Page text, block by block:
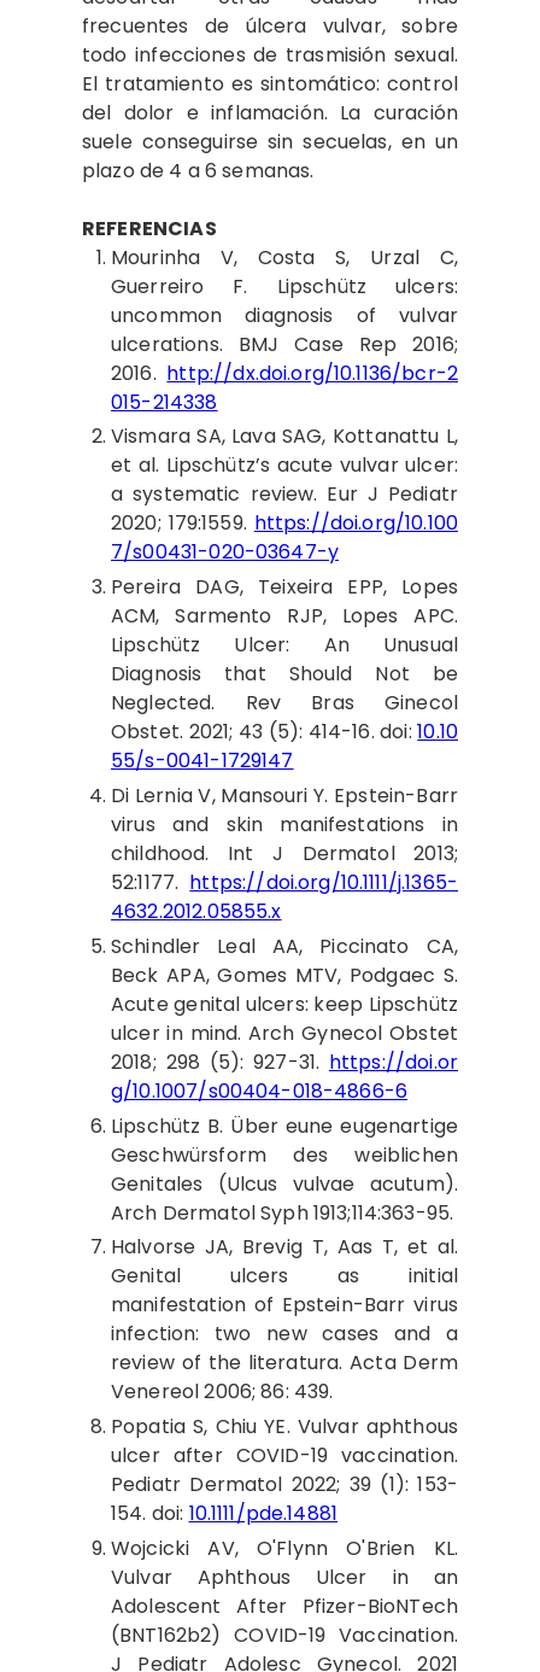
frecuentes de úlcera vulvar, sobre
todo infecciones de trasmisión sexual.
El tratamiento es sintomático: control
del dolor e inflamación. La curación
suele conseguirse sin secuelas, en un
plazo de 4 a 6 semanas.
REFERENCIAS
Mourinha V, Costa S, Urzal C,
Guerreiro F. Lipschütz ulcers:
uncommon diagnosis of vulvar
ulcerations. BMJ Case Rep 2016;
2016. http://dx.doi.org/10.1136/bcr-2
015-214338
Vismara SA, Lava SAG, Kottanattu L,
et al. Lipschütz’s acute vulvar ulcer:
a systematic review. Eur J Pediatr
2020; 179:1559. https://doi.org/10.100
7/s00431-020-03647-y
Pereira DAG, Teixeira EPP, Lopes
ACM, Sarmento RJP, Lopes APC.
Lipschütz Ulcer: An Unusual
Diagnosis that Should Not be
Neglected. Rev Bras Ginecol
Obstet. 2021; 43 (5): 414-16. doi:10.10
55/s-0041-1729147
Di Lernia V, Mansouri Y. Epstein-Barr
virus and skin manifestations in
childhood. Int J Dermatol 2013;
52:1177. https://doi.org/10.1111/j.1365-
4632.2012.05855.x
Schindler Leal AA, Piccinato CA,
Beck APA, Gomes MTV, Podgaec S.
Acute genital ulcers: keep Lipschütz
ulcer in mind. Arch Gynecol Obstet
2018; 298 (5): 927-31. https://doi.or
g/10.1007/s00404-018-4866-6
Lipschütz B. Über eune eugenartige
Geschwürsform des weiblichen
Genitales (Ulcus vulvae acutum).
Arch Dermatol Syph 1913;114:363-95.
Halvorse JA, Brevig T, Aas T, et al.
Genital ulcers as initial
manifestation of Epstein-Barr virus
infection: two new cases and a
review of the literatura. Acta Derm
Venereol 2006; 86: 439.
Popatia S, Chiu YE. Vulvar aphthous
ulcer after COVID-19 vaccination.
Pediatr Dermatol 2022; 39 (1): 153-
154. doi: 10.1111/pde.14881
Wojcicki AV, O'Flynn O'Brien KL.
Vulvar Aphthous Ulcer in an
Adolescent After Pfizer-BioNTech
(BNT162b2) COVID-19 Vaccination.
J Pediatr Adolesc Gynecol. 2021